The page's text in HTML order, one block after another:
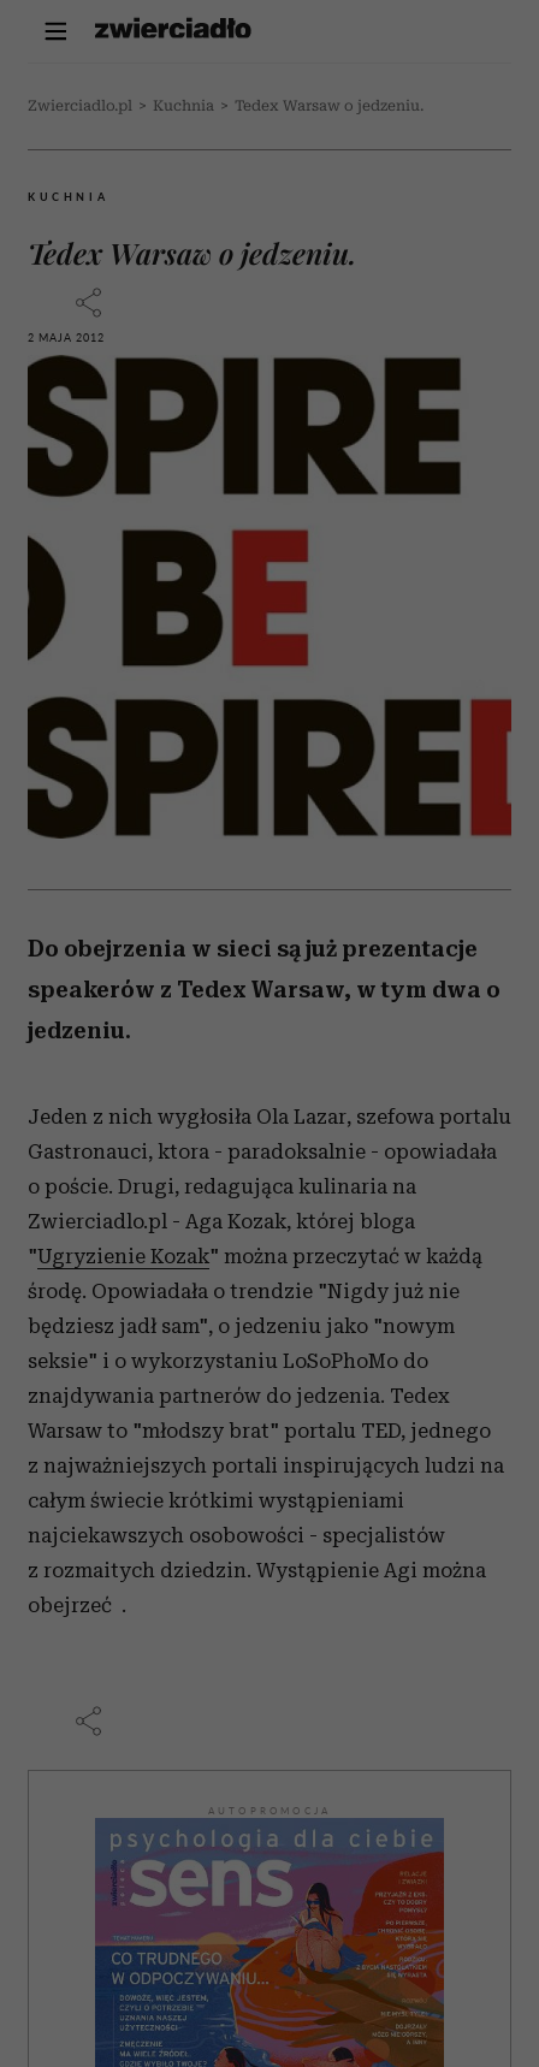
Zwierciadlo.pl > Kuchnia > Tedex Warsaw o jedzeniu.
KUCHNIA
Tedex Warsaw o jedzeniu.
2 MAJA 2012
Do obejrzenia w sieci są już prezentacje
speakerów z Tedex Warsaw, w tym dwa o
jedzeniu.
Jeden z nich wygłosiła Ola Lazar, szefowa portalu
Gastronauci, ktora - paradoksalnie - opowiadała
o poście. Drugi, redagująca kulinaria na
Zwierciadlo.pl - Aga Kozak, której bloga
"Ugryzienie Kozak" można przeczytać w każdą
środę. Opowiadała o trendzie "Nigdy już nie
będziesz jadł sam", o jedzeniu jako "nowym
seksie" i o wykorzystaniu LoSoPhoMo do
znajdywania partnerów do jedzenia. Tedex
Warsaw to "młodszy brat" portalu TED, jednego
z najważniejszych portali inspirujących ludzi na
całym świecie krótkimi wystąpieniami
najciekawszych osobowości - specjalistów
z rozmaitych dziedzin. Wystąpienie Agi można
obejrzeć .
AUTOPROMOCJA